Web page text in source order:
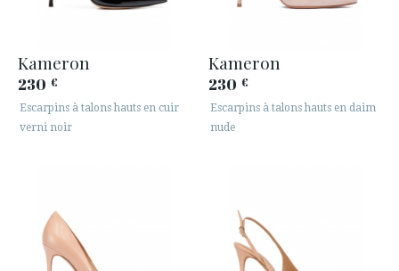
Kameron
230 €
Escarpins à talons hauts en cuir
verni noir
Kameron
230 €
Escarpins à talons hauts en daim
nude